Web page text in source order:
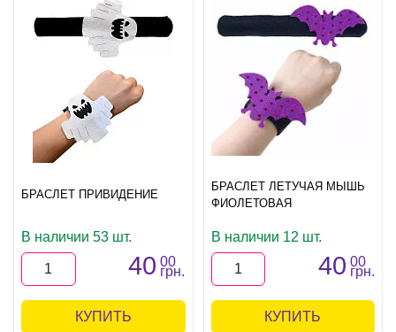
БРАСЛЕТ ПРИВИДЕНИЕ
В наличии 53 шт.
40 00
грн.
КУПИТЬ
БРАСЛЕТ ЛЕТУЧАЯ МЫШЬ
ФИОЛЕТОВАЯ
В наличии 12 шт.
40 00
грн.
КУПИТЬ